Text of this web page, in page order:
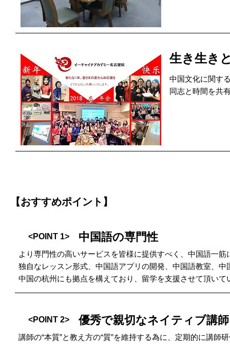
生き生き
中国文化に関す
同志と時間を共
【おすすめポイント】
<POINT 1> 中国語の専門性
より専門性の高いサービスを皆様に提供すべく、中国語一筋
独自なレッスン形式、中国語アプリの開発、中国語教室、
中国の杭州にも拠点を構えており、留学を支援させて頂いて
<POINT 2> 優秀で親切なネイティブ講師
講師の“本質”と教え方の“質”を維持する為に、定期的に講師